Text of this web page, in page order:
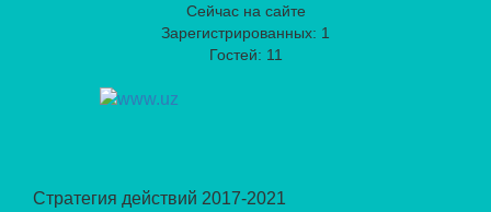
Сейчас на сайте
Зарегистрированных: 1
Гостей: 11
Стратегия действий 2017-2021